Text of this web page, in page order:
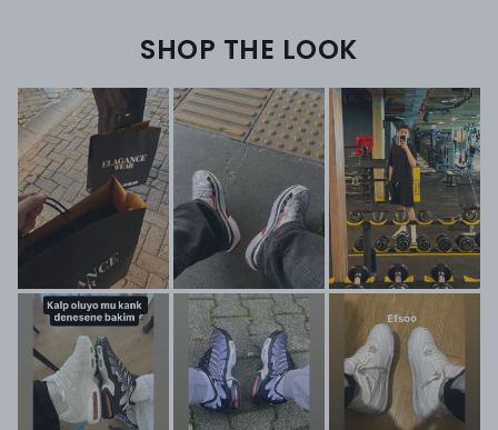
SHOP THE LOOK